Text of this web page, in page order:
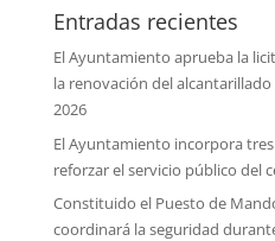
Entradas recientes
El Ayuntamiento aprueba la
la renovación del alcantarillado
2026
El Ayuntamiento incorpora
reforzar el servicio público del
Constituido el Puesto de
coordinará la seguridad